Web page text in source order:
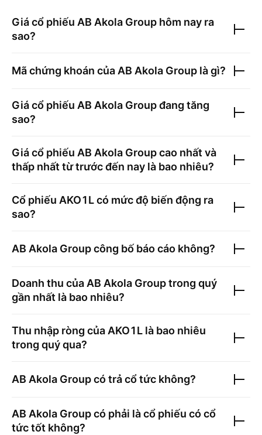
Giá cổ phiếu AB Akola Group hôm nay ra
sao?
Mã chứng khoán của AB Akola Group là gì?
Giá cổ phiếu AB Akola Groupđang tăng
sao?
Giá cổ phiếu AB Akola Groupcao nhất và
thấp nhất từ trước đến nay là bao nhiêu?
Cổ phiếu AKO1Lcó mức độ biến động ra
sao?
AB Akola Groupcông bố báo cáo không?
Doanh thu của AB Akola Grouptrong quý
gần nhất là bao nhiêu?
Thu nhập ròng của AKO1L là bao nhiêu
trong quý qua?
AB Akola Groupcó trả cổ tức không?
AB Akola Groupcó phải là cổ phiếu có cổ
tức tốt không?